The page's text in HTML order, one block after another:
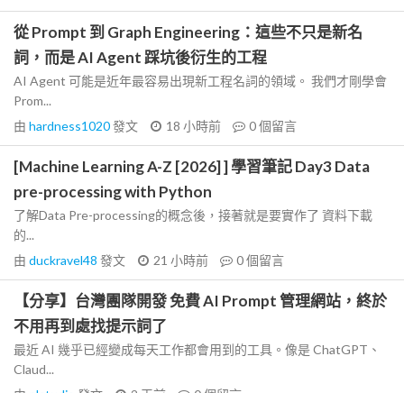
從 Prompt 到 Graph Engineering：這些不只是新名
詞，而是 AI Agent 踩坑後衍生的工程
AI Agent 可能是近年最容易出現新工程名詞的領域。 我們才剛學會
Prom...
由 hardness1020發文 18 小時前 0個留言
[Machine Learning A-Z [2026] ] 學習筆記 Day3 Data
pre-processing with Python
了解Data Pre-processing的概念後，接著就是要實作了 資料下載
的...
由 duckravel48 發文 21 小時前 0個留言
【分享】台灣團隊開發 免費 AI Prompt 管理網站，終於
不用再到處找提示詞了
最近 AI 幾乎已經變成每天工作都會用到的工具。像是 ChatGPT、
Claud...